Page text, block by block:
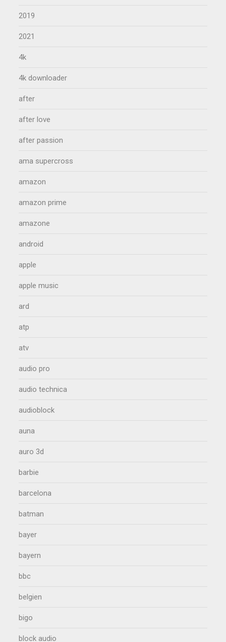
2019
2021
4k
4k downloader
after
after love
after passion
ama supercross
amazon
amazon prime
amazone
android
apple
apple music
ard
atp
atv
audio pro
audio technica
audioblock
auna
auro 3d
barbie
barcelona
batman
bayer
bayern
bbc
belgien
bigo
block audio